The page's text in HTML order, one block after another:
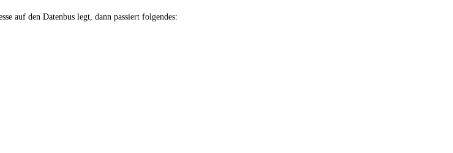
auf den Datenbus legt, dann passiert folgendes: